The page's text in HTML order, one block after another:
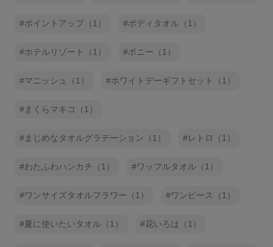
ポイントアップ（1） ボディタオル（1）
ホテルリゾート（1） ボニー（1）
マニッシュ（1） ホワイトデーギフトセット（1）
まくらマキコ（1）
まじめなタオルグラデーション（1） レトロ（1）
わたふわハンカチ（1） ワッフルタオル（1）
ワンサイズタオルフラワー（1） ワンピース（1）
夏に使いたいタオル（1） 花いろは（1）